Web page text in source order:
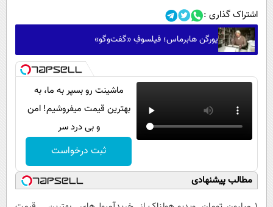
اشتراک گذاری :
یورگن هابرماس؛ فیلسوفِ «گفت‌وگو»
ماشینت رو بسپر به ما، به
بهترین قیمت میفروشیم! امن
و بی درد سر
ثبت درخواست
مطالب پیشنهادی